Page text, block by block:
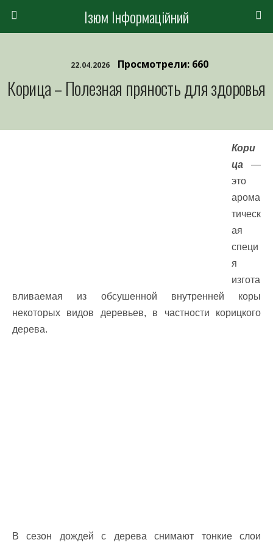
Ізюм Інформаційний
22.04.2026 Просмотрели: 660
Корица – Полезная пряность для здоровья
Кори
ца —
это
арома
тическ
ая
специ
я
изгота
вливаемая из обсушенной внутренней коры
некоторых видов деревьев, в частности корицкого
дерева.
В сезон дождей с дерева снимают тонкие слои